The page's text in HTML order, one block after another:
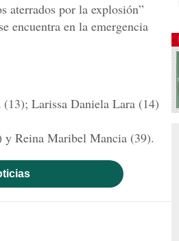
aterrados por la explosión”
encuentra en la emergencia
Larissa Daniela Lara (14)
Reina Maribel Mancia (39).